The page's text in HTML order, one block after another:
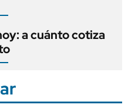
a cuánto cotiza